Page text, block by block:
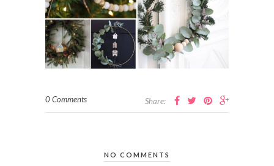
0 Comments Share:
NO COMMENTS